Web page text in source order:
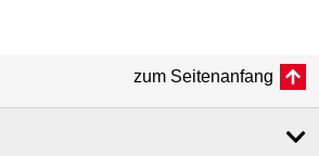
zum Seitenanfang